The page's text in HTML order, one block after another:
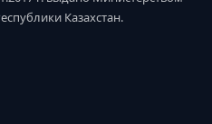
Казахстан.